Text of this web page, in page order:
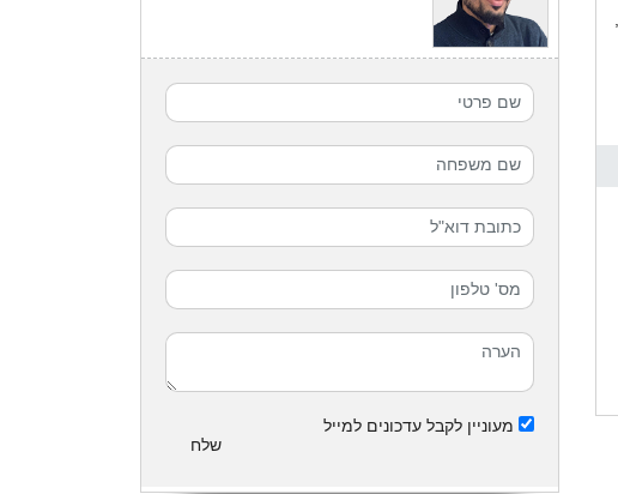
מעוניין לקבל עדכונים למייל
שלח